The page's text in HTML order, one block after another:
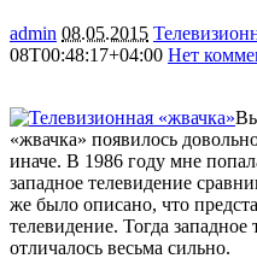
admin 08.05.2015
08T00:48:17+04:00 Нет
«жвачка» появилось
иначе. В 1986 году мне
западное телевидение
же было описано, что
телевидение. Тогда западное
отличалось весьма сильно.